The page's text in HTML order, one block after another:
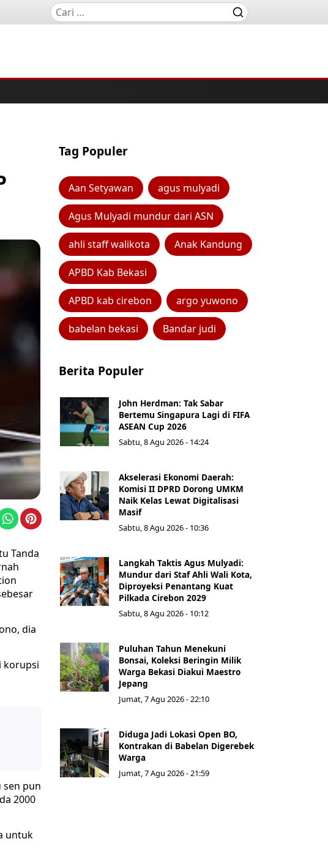
Tanda
dia
korupsi
sen pun
2000
untuk
Tag Populer
Aan Setyawan agus mulyadi
Agus Mulyadi mundur dari ASN
ahli staff walikota Anak Kandung
APBD Kab Bekasi
APBD kab cirebon argo yuwono
babelan bekasi Bandar judi
Berita Populer
John Herdman: Tak Sabar
Bertemu Singapura Lagi di FIFA
ASEAN Cup 2026
Sabtu, 8 Agu 2026 - 14:24
Akselerasi Ekonomi Daerah:
Komisi II DPRD Dorong UMKM
Naik Kelas Lewat Digitalisasi
Masif
Sabtu, 8 Agu 2026 - 10:36
Langkah Taktis Agus Mulyadi:
Mundur dari Staf Ahli Wali Kota,
Diproyeksi Penantang Kuat
Pilkada Cirebon 2029
Sabtu, 8 Agu 2026 - 10:12
Puluhan Tahun Menekuni
Bonsai, Koleksi Beringin Milik
Warga Bekasi Diakui Maestro
Jepang
Jumat, 7 Agu 2026 - 22:10
Diduga Jadi Lokasi Open BO,
Kontrakan di Babelan Digerebek
Warga
Jumat, 7 Agu 2026 - 21:59